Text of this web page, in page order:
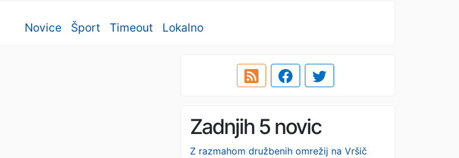
Novice Šport Timeout Lokalno
Zadnjih 5 novic
Z razmahom družbenih omrežij na Vršič